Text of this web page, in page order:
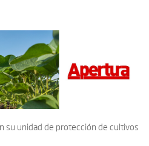
su unidad de protección de cultivos